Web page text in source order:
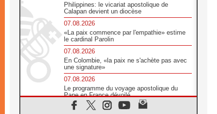
Philippines: le vicariat apostolique de
Calapan devient un diocèse
07.08.2026
«La paix commence par l'empathie» estime
le cardinal Parolin
07.08.2026
En Colombie, «la paix ne s'achète pas avec
une signature»
07.08.2026
Le programme du voyage apostolique du
Pape en France dévoilé
07.08.2026